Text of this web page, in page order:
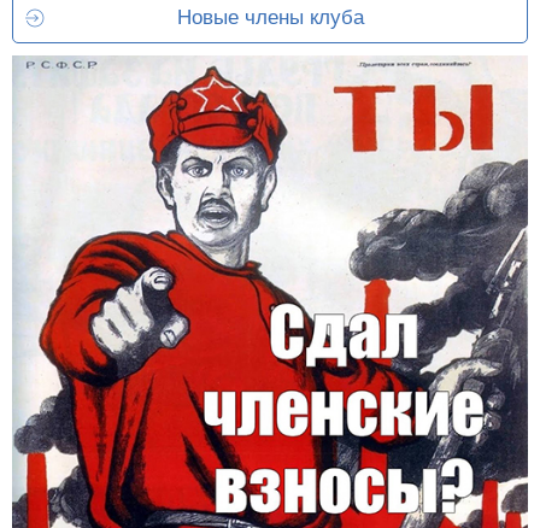
Новые члены клуба